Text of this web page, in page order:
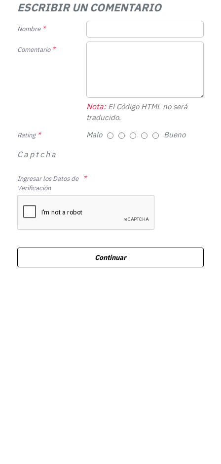
ESCRIBIR UN COMENTARIO
Nombre
Comentario
Nota:El Código HTML no será
traducido.
Rating Malo Bueno
Captcha
Ingresar los Datos de
Verificación
Continuar